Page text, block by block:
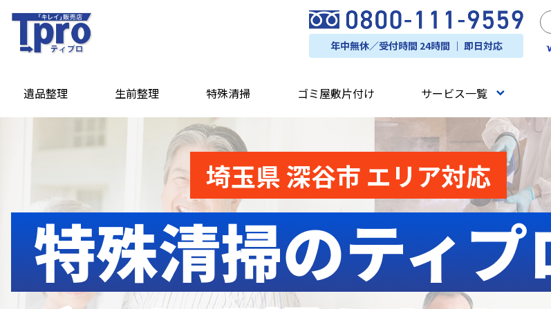
年中無休／受付時間 24時間 ｜ 即日対応
遺品整理 生前整理 特殊清掃 ゴミ屋敷片付け サービス一覧
埼玉県 深谷市 エリア対応